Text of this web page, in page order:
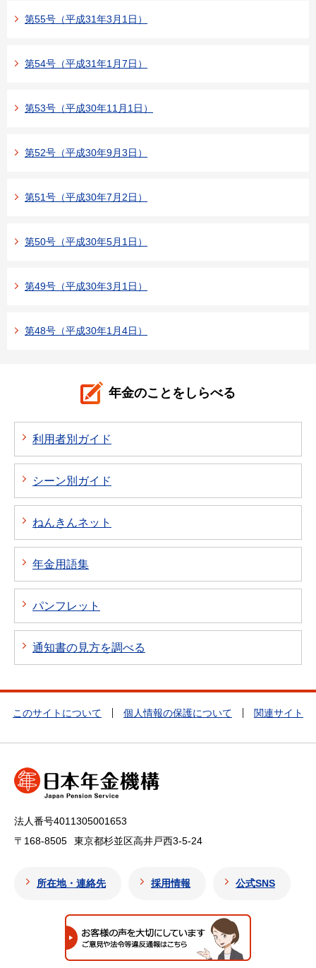
第55号（平成31年3月1日）
第54号（平成31年1月7日）
第53号（平成30年11月1日）
第52号（平成30年9月3日）
第51号（平成30年7月2日）
第50号（平成30年5月1日）
第49号（平成30年3月1日）
第48号（平成30年1月4日）
年金のことをしらべる
利用者別ガイド
シーン別ガイド
ねんきんネット
年金用語集
パンフレット
通知書の見方を調べる
このサイトについて 個人情報の保護について 関連サイト
法人番号4011305001653
〒168-8505
東京都杉並区高井戸西3-5-24
所在地・連絡先 採用情報 公式SNS